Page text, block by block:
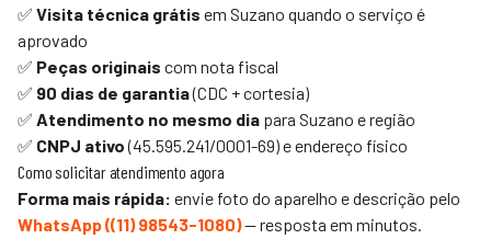
✅ Visita técnica grátis em Suzano quando o serviço é
aprovado
✅ Peças originais com nota fiscal
✅ 90 dias de garantia(CDC + cortesia)
✅ Atendimento no mesmo dia para Suzano e região
✅ CNPJ ativo(45.595.241/0001-69) e endereço físico
Como solicitar atendimento agora
Forma mais rápida: envie foto do aparelho e descrição pelo
WhatsApp ((11) 98543-1080)— resposta em minutos.